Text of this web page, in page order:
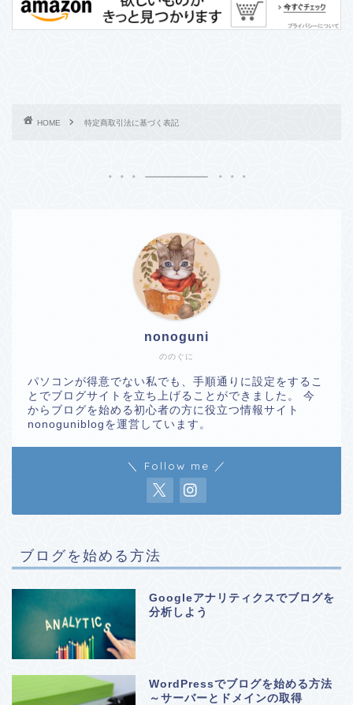
HOME 特定商取引法に基づく表記
ののぐに
nonoguni
パソコンが得意でない私でも、手順通りに設定をするこ
とでブログサイトを立ち上げることができました。 今
からブログを始める初心者の方に役立つ情報サイト
nonoguniblogを運営しています。
＼ Follow me ／
ブログを始める方法
Googleアナリティクスでブログを
分析しよう
WordPressでブログを始める方法
～サーバーとドメインの取得